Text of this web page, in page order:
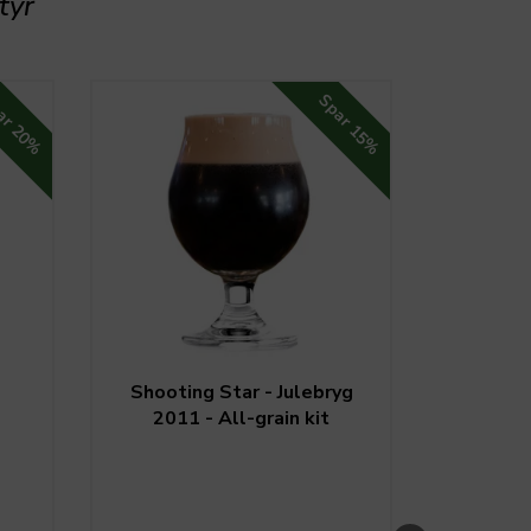
20%
Spar
15%
Shooting Star - Julebryg
2011 - All-grain kit